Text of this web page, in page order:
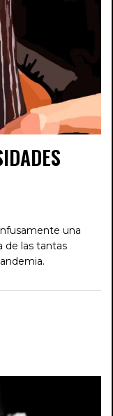
una
de las tantas